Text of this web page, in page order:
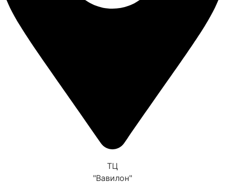
ТЦ
"Вавилон"